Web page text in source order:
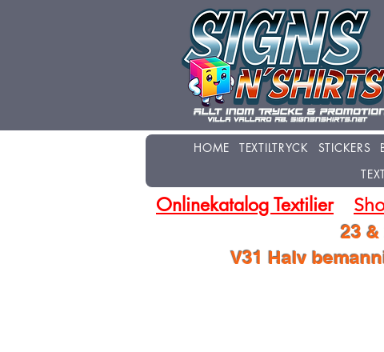
HOME TEXTILTRYCK STICKERS
Onlinekatalog Textilier
23
V31 Halv